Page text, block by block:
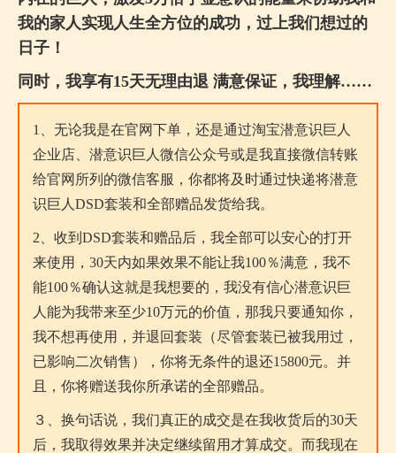
我的家人实现人生全方位的成功，过上我们想过的
日子！
同时，我享有15天无理由退 满意保证，我理解……
1、无论我是在官网下单，还是通过淘宝潜意识巨人
企业店、潜意识巨人微信公众号或是我直接微信转账
给官网所列的微信客服，你都将及时通过快递将潜意
识巨人DSD套装和全部赠品发货给我。
2、收到DSD套装和赠品后，我全部可以安心的打开
来使用，30天内如果效果不能让我100％满意，我不
能100％确认这就是我想要的，我没有信心潜意识巨
人能为我带来至少10万元的价值，那我只要通知你，
我不想再使用，并退回套装（尽管套装已被我用过，
已影响二次销售），你将无条件的退还15800元。并
且，你将赠送我你所承诺的全部赠品。
３、换句话说，我们真正的成交是在我收货后的30天
后，我取得效果并决定继续留用才算成交。而我现在